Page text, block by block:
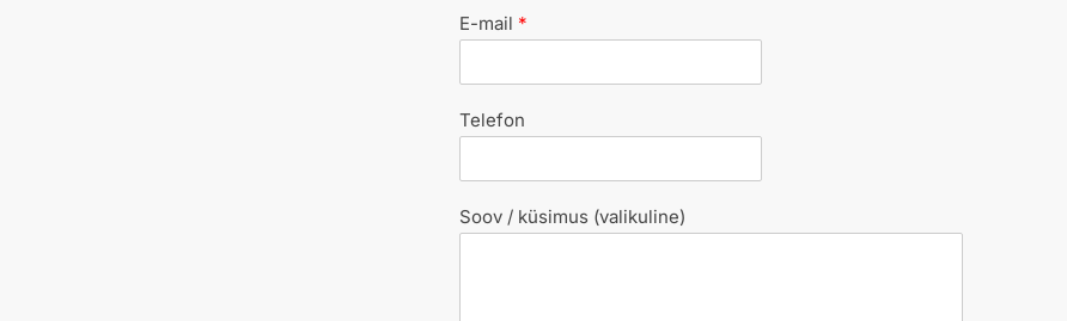
E-mail *
Telefon
Soov / küsimus (valikuline)